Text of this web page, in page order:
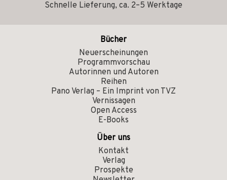
Schnelle Lieferung, ca. 2–5 Werktage
Bücher
Neuerscheinungen
Programmvorschau
Autorinnen und Autoren
Reihen
Pano Verlag – Ein Imprint von TVZ
Vernissagen
Open Access
E-Books
Über uns
Kontakt
Verlag
Prospekte